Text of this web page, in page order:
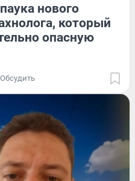
нового
который
опасную
Обсудить